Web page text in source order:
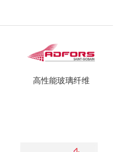
高性能玻璃纤维